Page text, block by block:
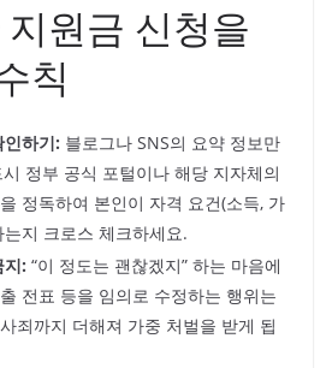
원금 신청을
칙
하기: 블로그나 SNS의 요약 정보만
정부 공식 포털이나 해당 지자체의
을 정독하여 본인이 자격 요건(소득, 가
지 크로스 체크하세요.
지: “이 정도는 괜찮겠지” 하는 마음에
전표 등을 임의로 수정하는 행위는
죄까지 더해져 가중 처벌을 받게 됩